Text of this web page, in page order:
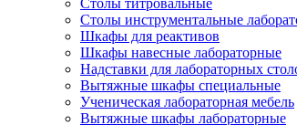
Столы титровальные
Столы инструментальные
Шкафы для реактивов
Шкафы навесные лабораторные
Надставки для лабораторных
Вытяжные шкафы специальные
Ученическая лабораторная мебель
Вытяжные шкафы лабораторные